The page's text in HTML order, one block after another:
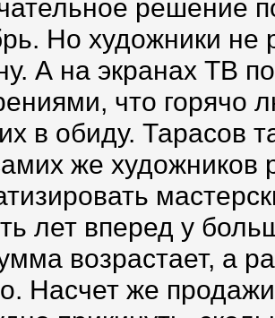
решение
Но художники не
А на экранах ТВ
что горячо
в обиду. Тарасов
же художников
лет вперед у
возрастает, а
Насчет же